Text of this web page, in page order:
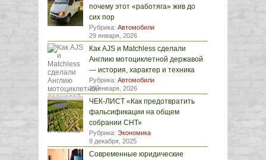
почему этот «работяга» жив до
сих пор
Рубрика: Автомобили
29 января, 2026
Как AJS и Matchless сделали
Англию мотоциклетной державой
— история, характер и техника
Рубрика: Автомобили
29 января, 2026
ЧЕК-ЛИСТ «Как предотвратить
фальсификации на общем
собрании СНТ»
Рубрика: Экономика
8 декабря, 2025
Современные юридические